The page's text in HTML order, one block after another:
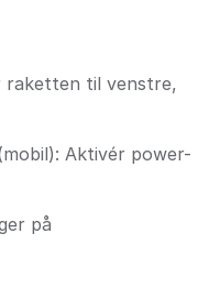
raketten til venstre,
Aktivér power-
på